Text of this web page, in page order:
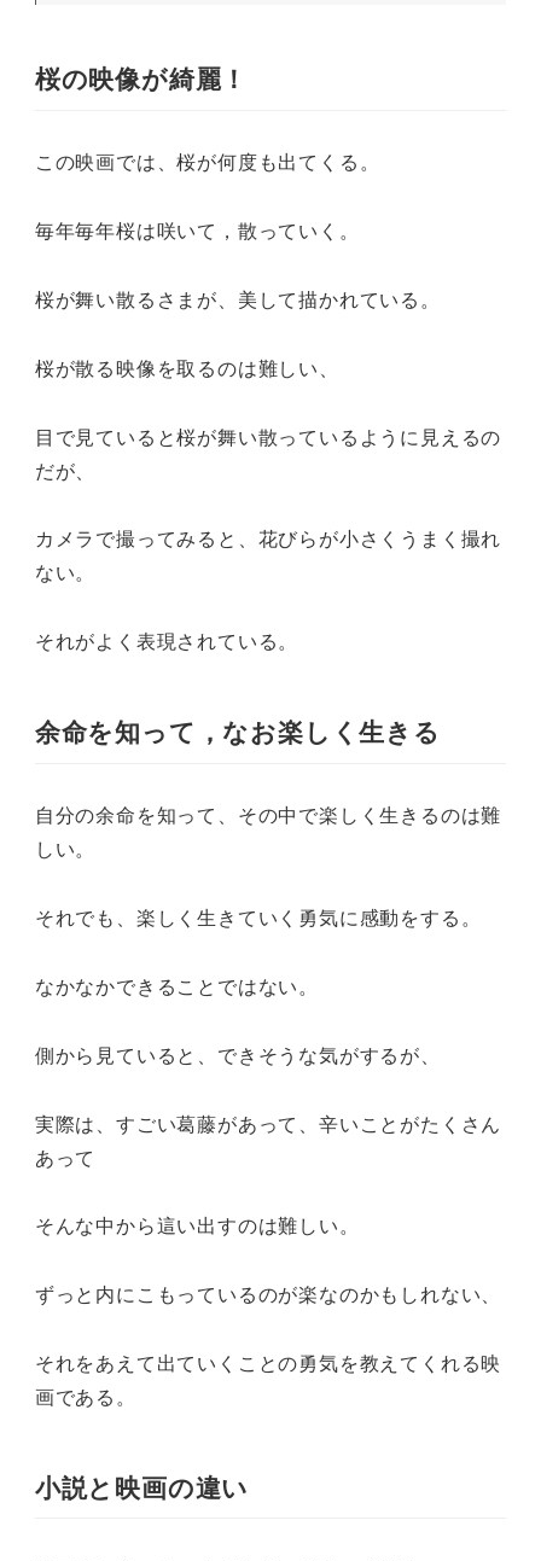
桜の映像が綺麗！
この映画では、桜が何度も出てくる。
毎年毎年桜は咲いて，散っていく。
桜が舞い散るさまが、美して描かれている。
桜が散る映像を取るのは難しい、
目で見ていると桜が舞い散っているように見えるの
だが、
カメラで撮ってみると、花びらが小さくうまく撮れ
ない。
それがよく表現されている。
余命を知って，なお楽しく生きる
自分の余命を知って、その中で楽しく生きるのは難
しい。
それでも、楽しく生きていく勇気に感動をする。
なかなかできることではない。
側から見ていると、できそうな気がするが、
実際は、すごい葛藤があって、辛いことがたくさん
あって
そんな中から這い出すのは難しい。
ずっと内にこもっているのが楽なのかもしれない、
それをあえて出ていくことの勇気を教えてくれる映
画である。
小説と映画の違い